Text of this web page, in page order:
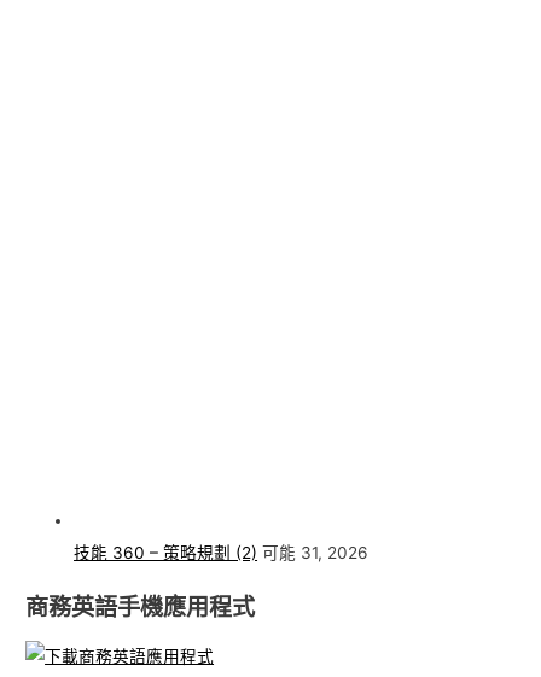
技能 360 – 策略規劃 (2) 可能 31, 2026
商務英語手機應用程式